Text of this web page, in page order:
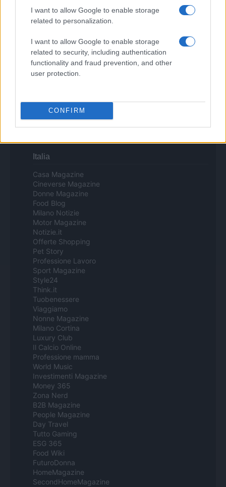
I want to allow Google to enable storage
related to personalization.
I want to allow Google to enable storage
related to security, including authentication
functionality and fraud prevention, and other
user protection.
CONFIRM
Para señalar a la redacción de cualquier error en el uso del material
la retirada del material que atenta contra los derechos de terceros.
Copyright © 2024 | Actualidad.es - Publicado en España por
Procesamiento de datos
Todos los contenidos se han realizado de forma híbrida por una
Italia
Casa Magazine
Cineverse Magazine
Donne Magazine
Food Blog
Milano Notizie
Motor Magazine
Notizie.it
Offerte Shopping
Pet Story
Professione Lavoro
Sport Magazine
Style24
Think.it
Tuobenessere
Viaggiamo
Nonne Magazine
Milano Cortina
Luxury Club
Il Calcio Online
Professione mamma
World Music
Investimenti Magazine
Money 365
Zona Nerd
B2B Magazine
People Magazine
Day Travel
Tutto Gaming
ESG 365
Food Wiki
FuturoDonna
HomeMagazine
SecondHomeMagazine